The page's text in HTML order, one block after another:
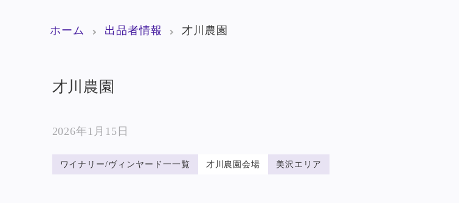
ホーム 出品者情報 才川農園
才川農園
2026年1月15日
ワイナリー/ヴィンヤード一一覧 才川農園会場 美沢エリア